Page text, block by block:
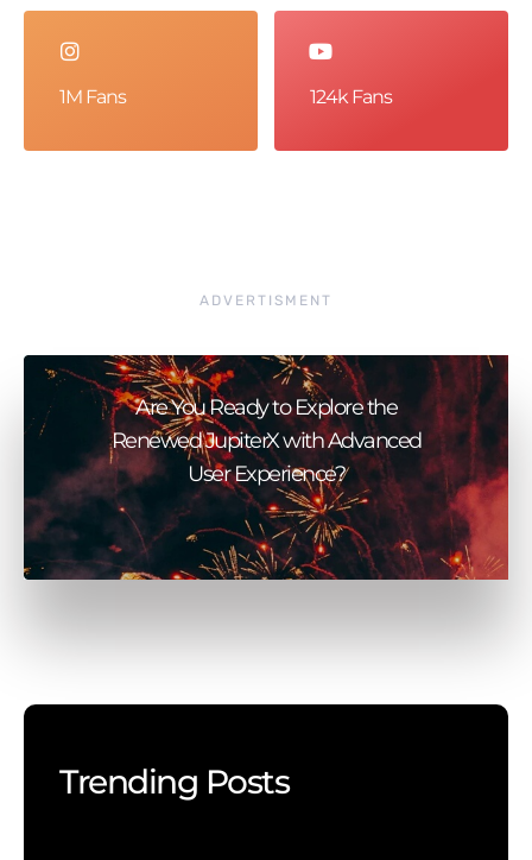
1M Fans 124k Fans
ADVERTISMENT
Are You Ready to Explore the
Renewed JupiterX with Advanced
User Experience?
Trending Posts